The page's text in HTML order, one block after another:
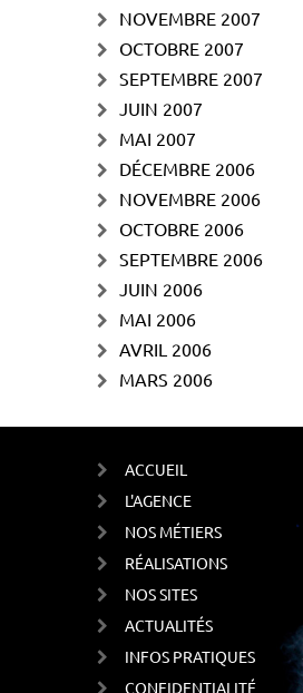
NOVEMBRE 2007
OCTOBRE 2007
SEPTEMBRE 2007
JUIN 2007
MAI 2007
DÉCEMBRE 2006
NOVEMBRE 2006
OCTOBRE 2006
SEPTEMBRE 2006
JUIN 2006
MAI 2006
AVRIL 2006
MARS 2006
ACCUEIL
L'AGENCE
NOS MÉTIERS
RÉALISATIONS
NOS SITES
ACTUALITÉS
INFOS PRATIQUES
CONFIDENTIALITÉ